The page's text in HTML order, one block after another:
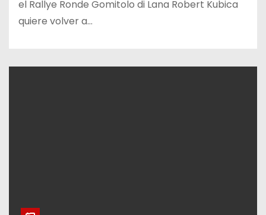
el Rallye Ronde Gomitolo di Lana Robert Kubica
quiere volver a…